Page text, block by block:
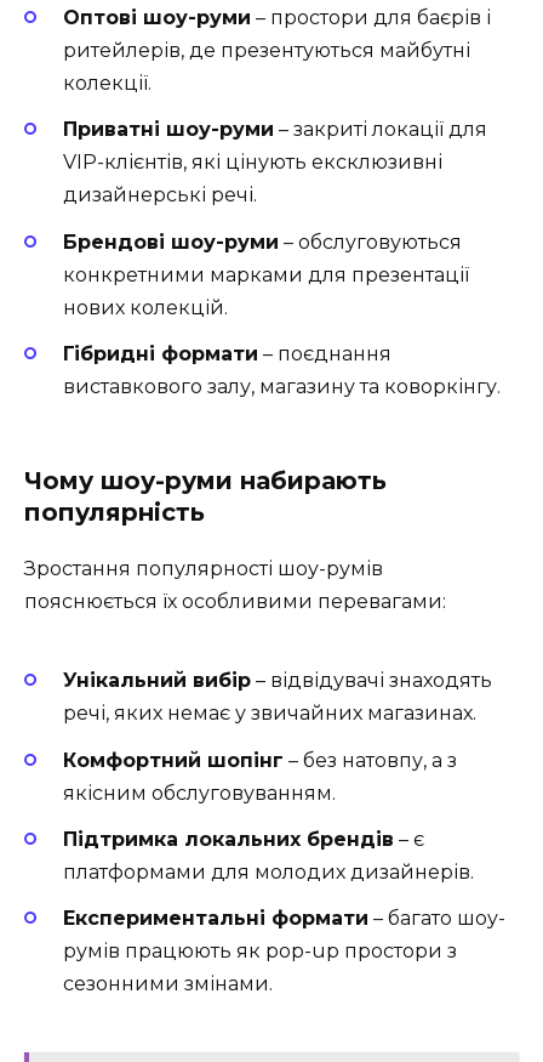
Оптові шоу-руми – простори для баєрів і
ритейлерів, де презентуються майбутні
колекції.
Приватні шоу-руми – закриті локації для
VIP-клієнтів, які цінують ексклюзивні
дизайнерські речі.
Брендові шоу-руми – обслуговуються
конкретними марками для презентації
нових колекцій.
Гібридні формати – поєднання
виставкового залу, магазину та коворкінгу.
Чому шоу-руми набирають
популярність
Зростання популярності шоу-румів
пояснюється їх особливими перевагами:
Унікальний вибір – відвідувачі знаходять
речі, яких немає у звичайних магазинах.
Комфортний шопінг – без натовпу, а з
якісним обслуговуванням.
Підтримка локальних брендів – є
платформами для молодих дизайнерів.
Експериментальні формати – багато шоу-
румів працюють як pop-up простори з
сезонними змінами.